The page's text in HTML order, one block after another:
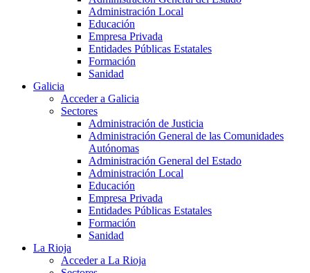
Administración Local
Educación
Empresa Privada
Entidades Públicas Estatales
Formación
Sanidad
Galicia
Acceder a Galicia
Sectores
Administración de Justicia
Administración General de las Comunidades
Autónomas
Administración General del Estado
Administración Local
Educación
Empresa Privada
Entidades Públicas Estatales
Formación
Sanidad
La Rioja
Acceder a La Rioja